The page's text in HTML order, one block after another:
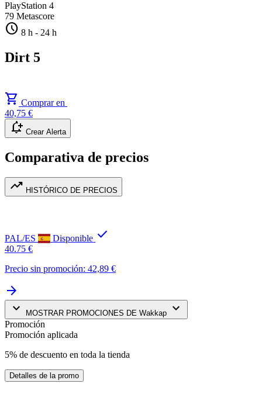
PlayStation 4
79 Metascore
schedule 8 h - 24 h
Dirt 5
shopping_cart Comprar en
40,75 €
notification_add Crear Alerta
Comparativa de precios
trending_up HISTÓRICO DE PRECIOS
PAL/ES Disponible check
40.75 €
Precio sin promoción: 42,89 €
arrow_forward
keyboard_arrow_down
MOSTRAR PROMOCIONES DE Wakkap keyboard_arrow_down
Promoción
Promoción aplicada
5% de descuento en toda la tienda
Detalles de la promo